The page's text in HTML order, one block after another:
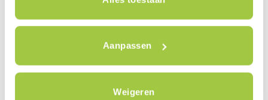
Aanpassen
Weigeren
Nieuws
Inschrijven nieuwsbrief